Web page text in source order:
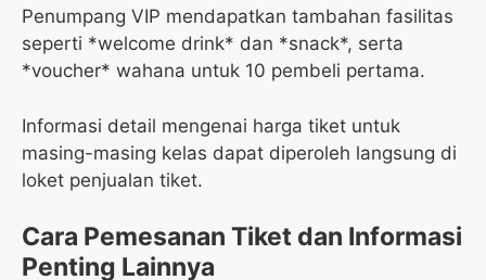
Penumpang VIP mendapatkan tambahan fasilitas
seperti *welcome drink* dan *snack*, serta
*voucher* wahana untuk 10 pembeli pertama.
Informasi detail mengenai harga tiket untuk
masing-masing kelas dapat diperoleh langsung di
loket penjualan tiket.
Cara Pemesanan Tiket dan Informasi
Penting Lainnya